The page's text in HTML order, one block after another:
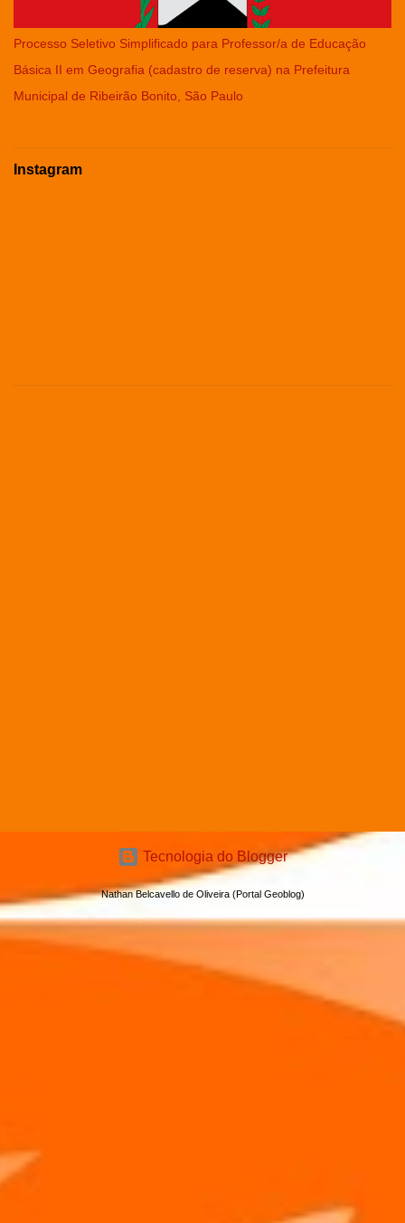
Processo Seletivo Simplificado para Professor/a de Educação
Básica II em Geografia (cadastro de reserva) na Prefeitura
Municipal de Ribeirão Bonito, São Paulo
Instagram
Tecnologia do Blogger
Nathan Belcavello de Oliveira (Portal Geoblog)